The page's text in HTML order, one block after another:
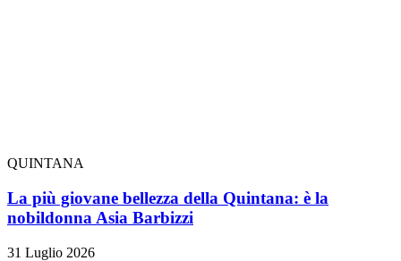
QUINTANA
La più giovane bellezza della Quintana: è la
nobildonna Asia Barbizzi
31 Luglio 2026